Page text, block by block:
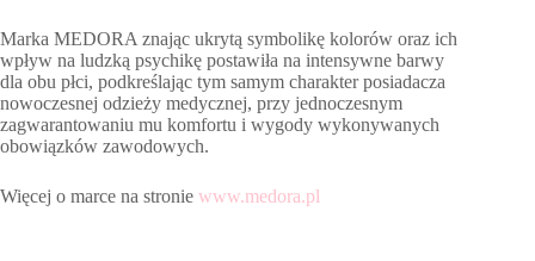
Marka MEDORA znając ukrytą symbolikę kolorów oraz ich
wpływ na ludzką psychikę postawiła na intensywne barwy
dla obu płci, podkreślając tym samym charakter posiadacza
nowoczesnej odzieży medycznej, przy jednoczesnym
zagwarantowaniu mu komfortu i wygody wykonywanych
obowiązków zawodowych.
Więcej o marce na stronie www.medora.pl